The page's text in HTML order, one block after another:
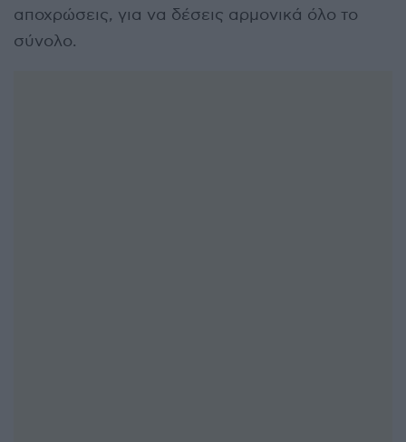
αποχρώσεις, για να δέσεις αρμονικά όλο το
σύνολο.